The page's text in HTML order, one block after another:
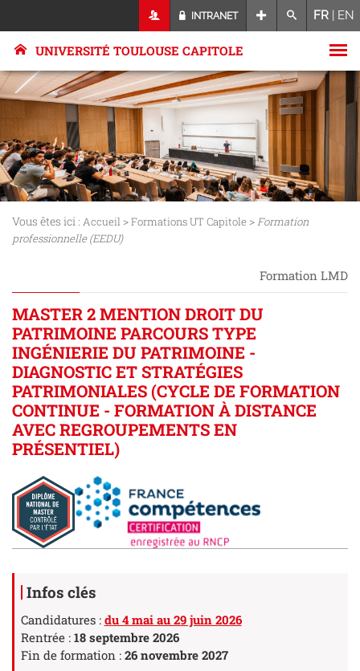
INTRANET FR | EN
UNIVERSITÉ TOULOUSE CAPITOLE
Vous êtes ici : Accueil >Formations UT Capitole >Formation
professionnelle (EEDU)
Formation LMD
MASTER 2 MENTION DROIT DU
PATRIMOINE PARCOURS TYPE
INGÉNIERIE DU PATRIMOINE -
DIAGNOSTIC ET STRATÉGIES
PATRIMONIALES (CYCLE DE FORMATION
CONTINUE - FORMATION À DISTANCE
AVEC REGROUPEMENTS EN
PRÉSENTIEL)
Infos clés
Candidatures : du 4 mai au 29 juin 2026
Rentrée : 18 septembre 2026
Fin de formation : 26 novembre 2027